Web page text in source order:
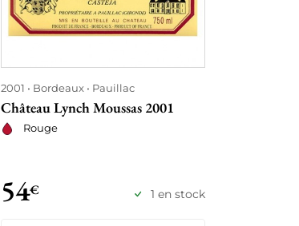
2001 Bordeaux Pauillac
Château Lynch Moussas 2001
Rouge
54€ 1 en stock